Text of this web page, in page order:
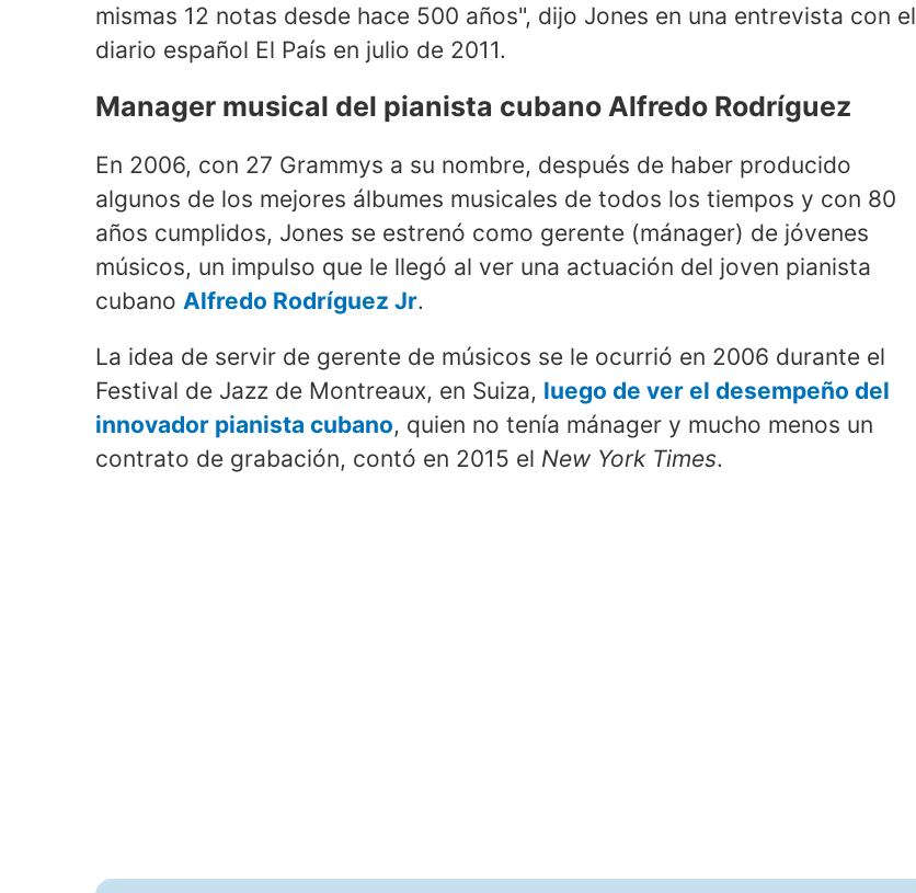
mismas 12 notas desde hace 500 años", dijo Jones en una entrevista con el
diario español El País en julio de 2011.
Manager musical del pianista cubano Alfredo Rodríguez
En 2006, con 27 Grammys a su nombre, después de haber producido
algunos de los mejores álbumes musicales de todos los tiempos y con 80
años cumplidos, Jones se estrenó como gerente (mánager) de jóvenes
músicos, un impulso que le llegó al ver una actuación del joven pianista
cubano Alfredo Rodríguez Jr.
La idea de servir de gerente de músicos se le ocurrió en 2006 durante el
Festival de Jazz de Montreaux, en Suiza, luego de ver el desempeño del
innovador pianista cubano, quien no tenía mánager y mucho menos un
contrato de grabación, contó en 2015 el New York Times.